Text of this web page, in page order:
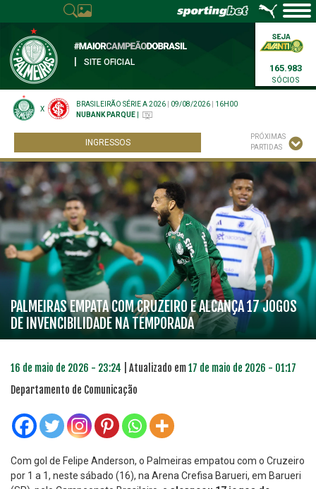
SITE OFICIAL
165.983
SÓCIOS
X
BRASILEIRÃO SÉRIE A 2026 09/08/2026
16H00
NUBANK PARQUE
INGRESSOS
PRÓXIMAS
PARTIDAS
PALMEIRAS EMPATA COM CRUZEIRO E ALCANÇA 17 JOGOS
DE INVENCIBILIDADE NA TEMPORADA
16 de maio de 2026 - 23:24 | Atualizado em17 de maio de 2026 - 01:17
Departamento de Comunicação
Com gol de Felipe Anderson, o Palmeiras empatou com o Cruzeiro
por 1 a 1, neste sábado (16), na Arena Crefisa Barueri, em Barueri